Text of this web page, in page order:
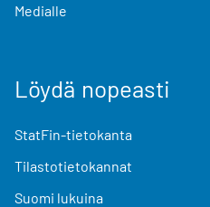
Medialle
Löydä nopeasti
StatFin-tietokanta
Tilastotietokannat
Suomi lukuina